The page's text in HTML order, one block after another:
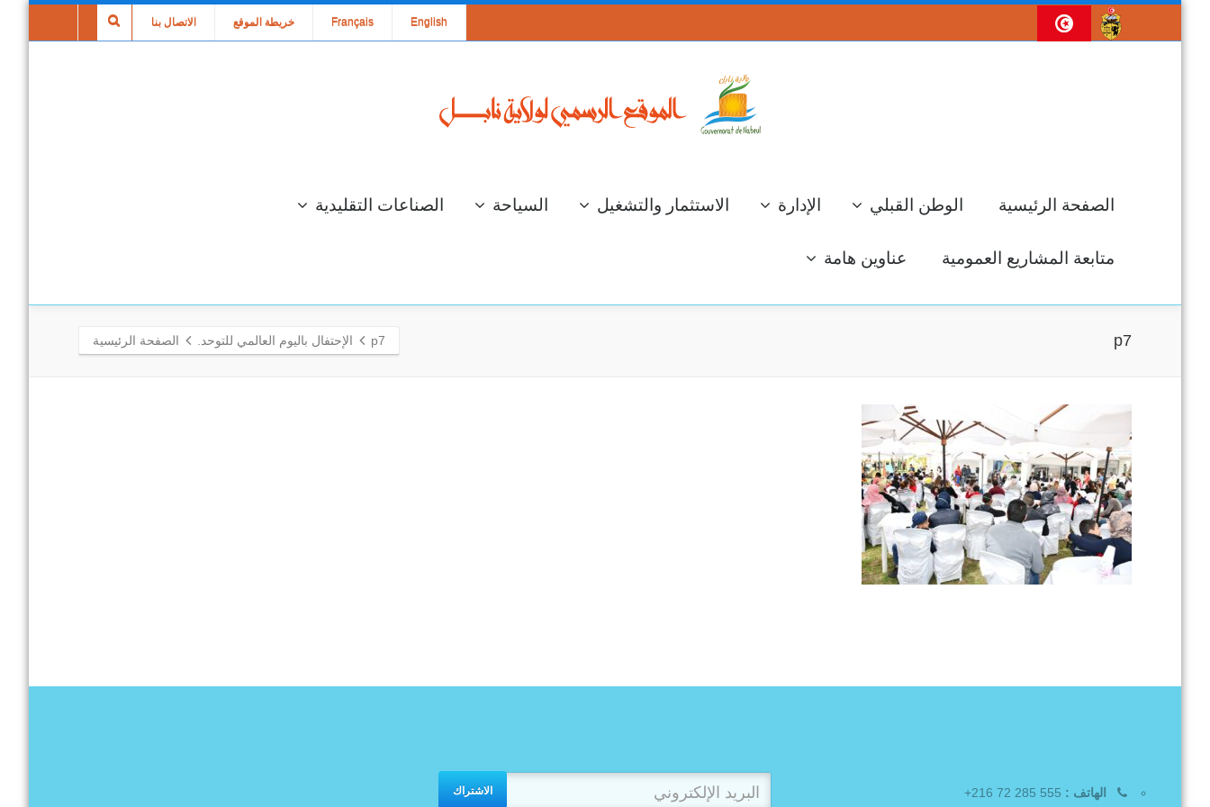
الاتصال بنا خريطة الموقع Français English
الصفحة الرئيسية الوطن القبلي الإدارة الاستثمار والتشغيل السياحة الصناعات التقليدية
متابعة المشاريع العمومية عناوين هامة
p7
p7 الإحتفال باليوم العالمي للتوحد. الصفحة الرئيسية
الاشتراك الهاتف :